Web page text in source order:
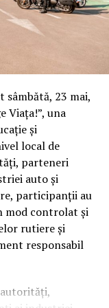
acestei
Politiei
si interese a
astfel de
de disimulare a
motivaţie, scop,
prezenţa acestei
conţinutului
care
în declararea
sâmbătă, 23 mai,
Viața!”, una
și
local de
parteneri
auto și
participanții au
mod controlat și
rutiere și
responsabil